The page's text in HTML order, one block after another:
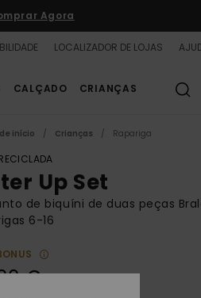
Agora
LOCALIZADOR DE LOJAS
CALÇADO CRIANÇAS
início Crianças Rapariga
Up Set
de biquíni de duas peças
6-16
€